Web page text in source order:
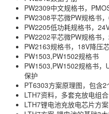
PW2309中文规格书，
PW2308平芯微PW规格书
PW2205低功耗规格书，
PW2202平芯微PW规格书
PW2163规格书，18V降压
PW1503,PW1502规格书
PW1503,PW1502规格书，
保护
PT6303方案原理图，包含2
LTH7资料，多套充放电组
LTH7锂电池充放电芯片方案